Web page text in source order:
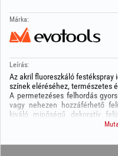
Márka:
Leírás:
Az akril fluoreszkáló
színek eléréséhez, természetes
A permetezéses felhordás
vagy nehezen hozzáférhető
kiváló minőségű dekoratív
anyagon, például fán, fémen,
Összetétel: